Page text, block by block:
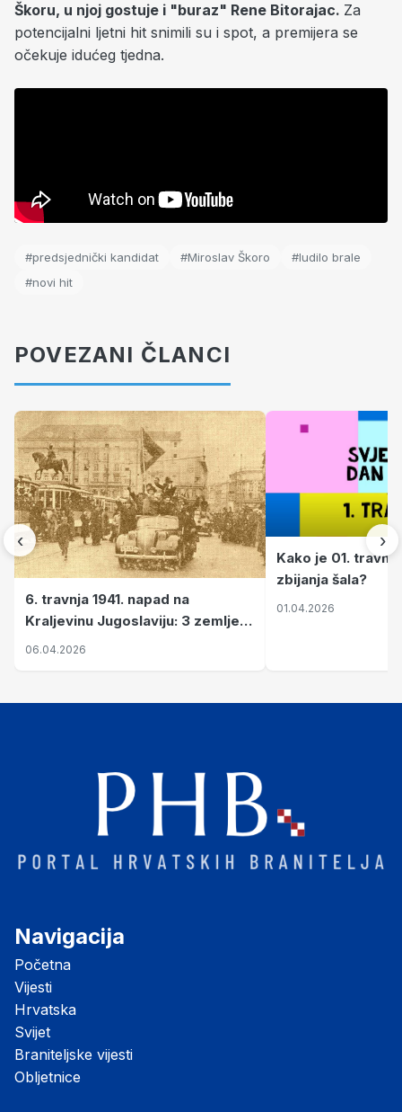
Škoru, u njoj gostuje i "buraz" Rene Bitorajac. Za
potencijalni ljetni hit snimili su i spot, a premijera se
očekuje idućeg tjedna.
#predsjednički kandidat #Miroslav Škoro
#ludilo brale
#novi hit
POVEZANI ČLANCI
‹
6. travnja 1941. napad na
Kraljevinu Jugoslaviju: 3 zemlje
nastale njenim raspadom
06.04.2026
Kako je 01.
zbijanja šala?
01.04.2026
›
Navigacija
Početna
Vijesti
Hrvatska
Svijet
Braniteljske vijesti
Obljetnice